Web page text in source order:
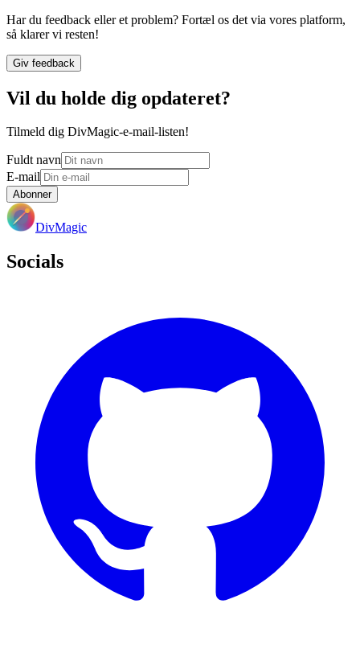
Har du feedback eller et problem? Fortæl os det via vores platform,
så klarer vi resten!
Giv feedback
Vil du holde dig opdateret?
Tilmeld dig DivMagic-e-mail-listen!
Fuldt navn
E-mail
Abonner
DivMagic
Socials